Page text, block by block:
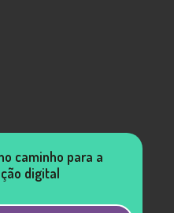
caminho para a
digital